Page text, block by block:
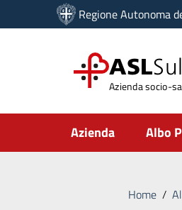
Vai ai contenuti
Vai al menu di navigazione
Regione Autonoma
ASL
Azienda socio-
Submenu
Azienda Albo
Home /